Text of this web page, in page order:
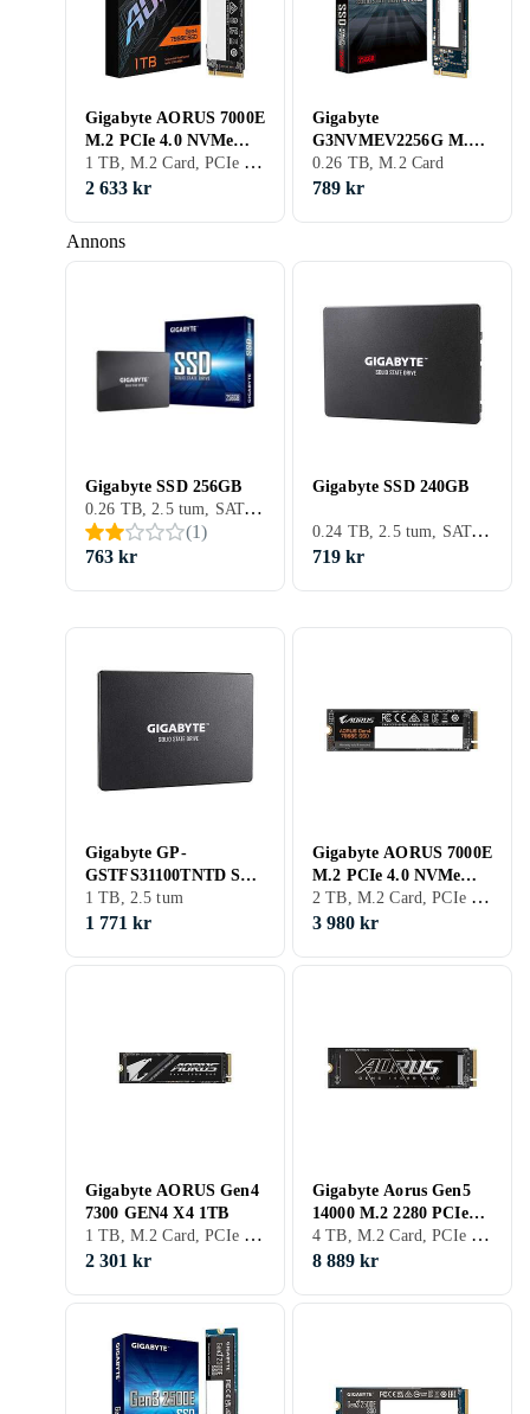
Annons
Gigabyte AORUS 7000E
M.2 PCIe 4.0 NVMe
1TB
1 TB, M.2 Card, PCIe Gen4 x4 NVMe
2 633 kr
Gigabyte
G3NVMEV2256G M.2
PCI Express 3.0 NVMe
256GB
0.26 TB, M.2 Card
789 kr
Gigabyte SSD 256GB
0.26 TB, 2.5 tum, SATA III (6Gb/s), S-ATA
(1)
763 kr
Gigabyte SSD 240GB
0.24 TB, 2.5 tum, SATA III (6Gb/s), S-ATA
719 kr
Gigabyte GP-
GSTFS31100TNTD SSD
1TB
1 TB, 2.5 tum
1 771 kr
Gigabyte AORUS 7000E
M.2 PCIe 4.0 NVMe
2TB
2 TB, M.2 Card, PCIe Gen4 x4 NVMe
3 980 kr
Gigabyte AORUS Gen4
7300 GEN4 X4 1TB
1 TB, M.2 Card, PCIe Gen4 x4 NVMe
2 301 kr
Gigabyte Aorus Gen5
14000 M.2 2280 PCIe
5.0 X4 NVMe 4TB
4 TB, M.2 Card, PCIe Gen5 x4 NVMe
8 889 kr